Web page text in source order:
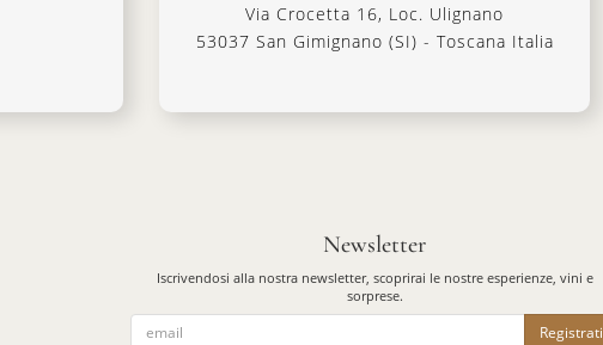
Via Crocetta 16, Loc. Ulignano
53037 San Gimignano (SI) - Toscana Italia
Newsletter
Iscrivendosi alla nostra newsletter, scoprirai le nostre esperienze, vini e
sorprese.
Registrati